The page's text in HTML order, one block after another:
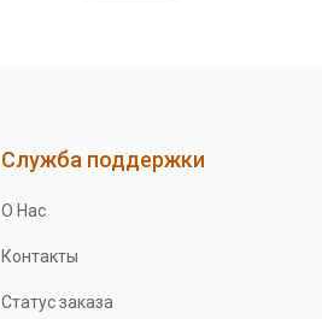
Служба поддержки
О Нас
Контакты
Статус заказа